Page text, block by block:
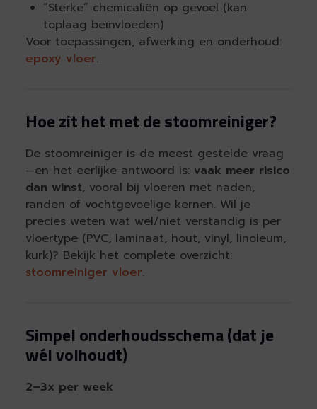
“Sterke” chemicaliën op gevoel (kan
toplaag beïnvloeden)
Voor toepassingen, afwerking en onderhoud:
epoxy vloer.
Hoe zit het met de stoomreiniger?
De stoomreiniger is de meest gestelde vraag
—en het eerlijke antwoord is: vaak meer risico
dan winst, vooral bij vloeren met naden,
randen of vochtgevoelige kernen. Wil je
precies weten wat wel/niet verstandig is per
vloertype (PVC, laminaat, hout, vinyl, linoleum,
kurk)? Bekijk het complete overzicht:
stoomreiniger vloer.
Simpel onderhoudsschema (dat je
wél volhoudt)
2–3x per week